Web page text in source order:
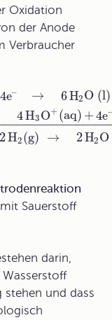
Oxidation
der Anode
Verbraucher
4e– → 6H2O (l)
4H3O+(aq) +4e–
¯¯¯¯¯¯¯¯¯¯¯¯¯¯¯¯¯¯¯¯¯¯¯¯¯¯¯
2H2(g) → 2H2
Sauerstoff
darin,
stehen und dass